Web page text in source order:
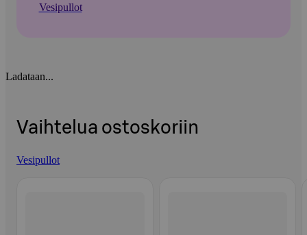
Vesipullot
Ladataan...
Vaihtelua ostoskoriin
Vesipullot